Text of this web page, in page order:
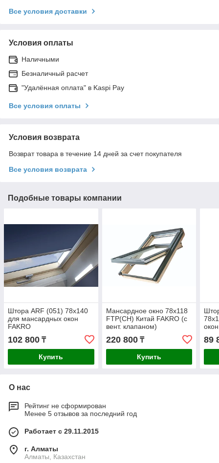
Все условия доставки
Условия оплаты
Наличными
Безналичный расчет
"Удалённая оплата" в Kaspi Pay
Все условия оплаты
Условия возврата
Возврат товара в течение 14 дней за счет покупателя
Все условия возврата
Подобные товары компании
Штора ARF (051) 78x140
для мансардных окон
FAKRO
102 800 ₸
Купить
Мансардное окно 78x118
FTP(CH) Китай FAKRO (с
вент. клапаном)
220 800₸
Купить
89
О нас
Рейтинг не сформирован
Менее 5 отзывов за последний год
Работает с 29.11.2015
г. Алматы
Алматы, Казахстан